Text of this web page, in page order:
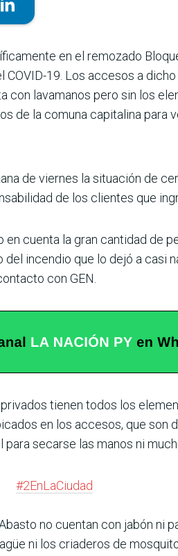
en el remozado
19. Los accesos a
con lavamanos pero sin los
de la comuna capitalina para
de viernes la situación de
de los clientes que
cuenta la gran cantidad de
del incendio que lo dejó a casi
con GEN.
tienen todos los
en los accesos, que son
secarse las manos ni
#2EnLaCiudad
no cuentan con jabón ni
ni los criaderos de